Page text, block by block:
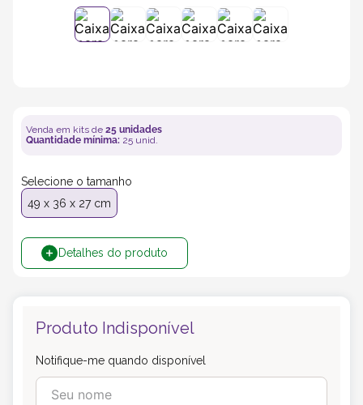
Venda em kits de 25 unidades
Quantidade mínima: 25 unid.
Selecione o tamanho
49 x 36 x 27 cm
Detalhes do produto
Produto Indisponível
Notifique-me quando disponível
5º transporte